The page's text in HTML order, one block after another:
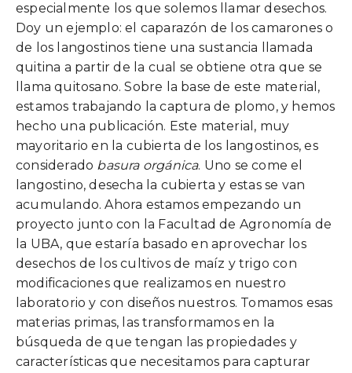
especialmente los que solemos llamar desechos.
Doy un ejemplo: el caparazón de los camarones o
de los langostinos tiene una sustancia llamada
quitina a partir de la cual se obtiene otra que se
llama quitosano. Sobre la base de este material,
estamos trabajando la captura de plomo, y hemos
hecho una publicación. Este material, muy
mayoritario en la cubierta de los langostinos, es
considerado basura orgánica. Uno se come el
langostino, desecha la cubierta y estas se van
acumulando. Ahora estamos empezando un
proyecto junto con la Facultad de Agronomía de
la UBA, que estaría basado en aprovechar los
desechos de los cultivos de maíz y trigo con
modificaciones que realizamos en nuestro
laboratorio y con diseños nuestros. Tomamos esas
materias primas, las transformamos en la
búsqueda de que tengan las propiedades y
características que necesitamos para capturar